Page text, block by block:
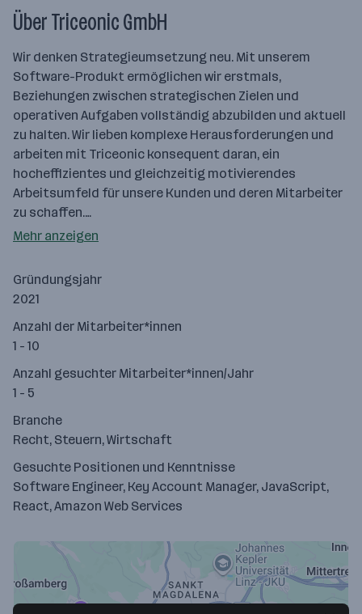
Über Triceonic GmbH
Wir denken Strategieumsetzung neu. Mit unserem
Software-Produkt ermöglichen wir erstmals,
Beziehungen zwischen strategischen Zielen und
operativen Aufgaben vollständig abzubilden und aktuell
zu halten. Wir lieben komplexe Herausforderungen und
arbeiten mit Triceonic konsequent daran, ein
hocheffizientes und gleichzeitig motivierendes
Arbeitsumfeld für unsere Kunden und deren Mitarbeiter
zu schaffen.…
Mehr anzeigen
Gründungsjahr
2021
Anzahl der Mitarbeiter*innen
1 - 10
Anzahl gesuchter Mitarbeiter*innen/Jahr
1 - 5
Branche
Recht, Steuern, Wirtschaft
Gesuchte Positionen und Kenntnisse
Software Engineer, Key Account Manager, JavaScript,
React, Amazon Web Services